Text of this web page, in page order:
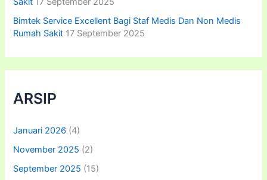
Bimtek Service Excellent Bagi Staf Medis Dan Non Medis
Rumah Sakit 17 September 2025
ARSIP
Januari 2026 (4)
November 2025 (2)
September 2025 (15)